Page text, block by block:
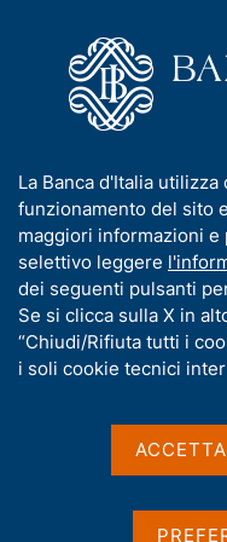
n
u
d
i
n
a
v
i
g
a
o
m
g
e
Compiti
Assistance
Operazioni di mercato
Operazioni di
Condividi
I
n
f
o
r
m
a
t
La Banca d'Italia
funzionamento del sito
maggiori informazioni
selettivo leggere
dei seguenti pulsanti
Se si clicca sulla X in
“Chiudi/Rifiuta tutti i
i soli cookie tecnici